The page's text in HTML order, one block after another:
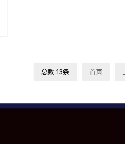
总数:13条 首页